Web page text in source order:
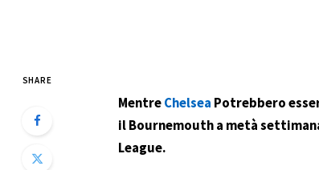
SHARE
MentreChelsea Potrebbero
il Bournemouth a metà
League.